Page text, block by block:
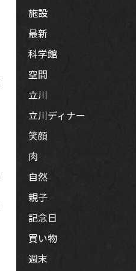
施設
最新
科学館
空間
立川
立川ディナー
笑顔
肉
自然
親子
記念日
買い物
週末